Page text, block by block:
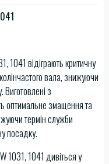
1041 відіграють критичну
вала, знижуючи
з
оптимальне змащення та
термін служби
посадку.
1031, 1041 дивіться у